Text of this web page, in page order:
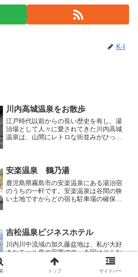
K-I
川内高城温泉をお散歩
江戸時代以前からの長い歴史を有し、湯
治場として人々に愛されてきた川内高城
温泉は、山間にレトロな街並みがひっそ
がらの鄙びた湯治宿が軒を...
安楽温泉 鶴乃湯
鹿児島県霧島市の安楽温泉にある湯治宿
のうちの一軒です。安楽温泉は谷間の狭
い土地ですからどの宿も駐車場の確保に
おり、運転に自信がない方...
吉松温泉ビジネスホテル
川内川中流域の加久藤盆地は、私が大好
きなモール泉の宝庫です。今回はそんな
温泉の中から、のどかな田園風景が広が
る湧水町吉松エリアの「吉松温泉ビジネ
トップ サイドバー